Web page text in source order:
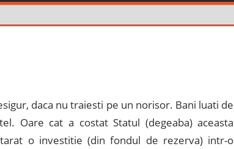
daca nu traiesti pe un norisor. Bani luati de
Oare cat a costat Statul (degeaba) aceasta
o investitie (din fondul de rezerva) intr-o